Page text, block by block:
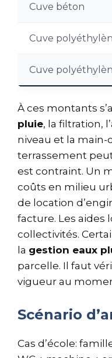
Cuve béton
Cuve
Cuve
À ces montants
pluie, la filtration,
niveau et la main-
terrassement
est contraint. Un
coûts en milieu
de location
facture. Les aides
collectivités.
la gestion eaux
parcelle. Il faut
vigueur au
Scénario
Cas d’école: